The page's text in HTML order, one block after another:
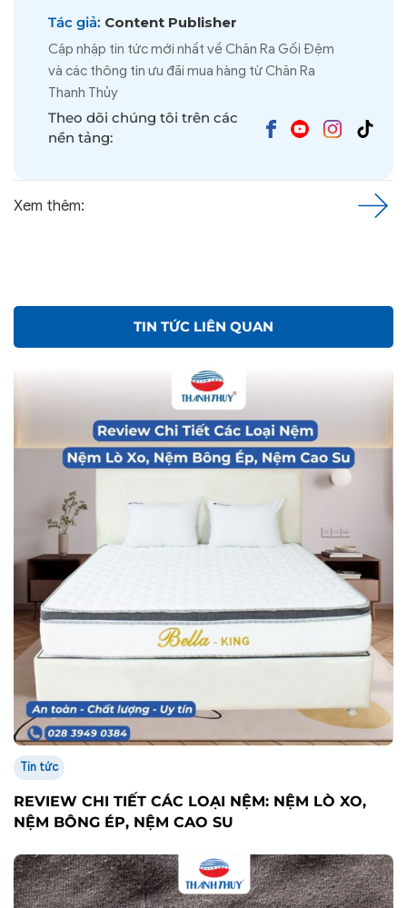
Tác giả: Content Publisher
Cập nhập tin tức mới nhất về Chăn Ra Gối Đệm
và các thông tin ưu đãi mua hàng từ Chăn Ra
Thanh Thủy
Theo dõi chúng tôi trên các
nền tảng:
Xem thêm:
TIN TỨC LIÊN QUAN
Tin tức
REVIEW CHI TIẾT CÁC LOẠI NỆM: NỆM LÒ XO,
NỆM BÔNG ÉP, NỆM CAO SU